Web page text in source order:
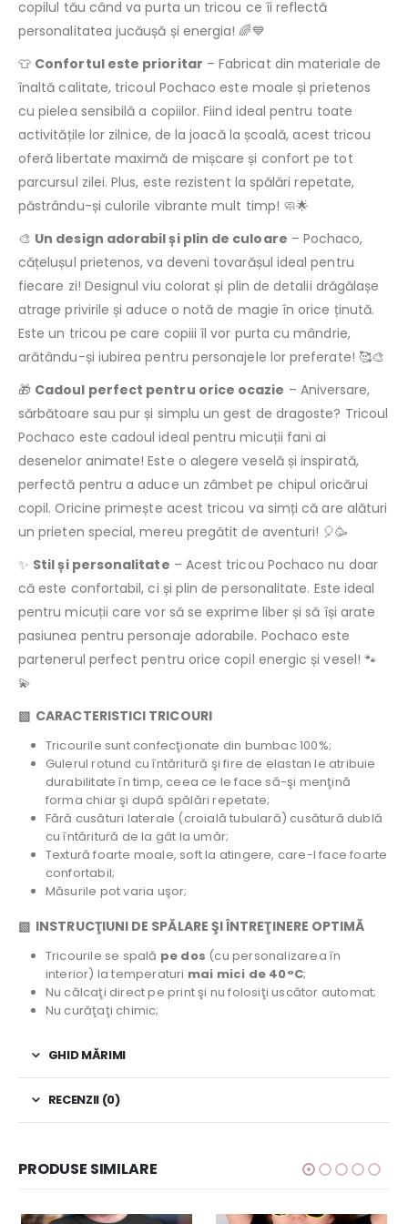
copilul tău când va purta un tricou ce îi reflectă
personalitatea jucăușă și energia! 🌈💙
👕 Confortul este prioritar – Fabricat din materiale de
înaltă calitate, tricoul Pochaco este moale și prietenos
cu pielea sensibilă a copiilor. Fiind ideal pentru toate
activitățile lor zilnice, de la joacă la școală, acest tricou
oferă libertate maximă de mișcare și confort pe tot
parcursul zilei. Plus, este rezistent la spălări repetate,
păstrându-și culorile vibrante mult timp! 🧼🌟
🎨 Un design adorabil și plin de culoare – Pochaco,
cățelușul prietenos, va deveni tovarășul ideal pentru
fiecare zi! Designul viu colorat și plin de detalii drăgălașe
atrage privirile și aduce o notă de magie în orice ținută.
Este un tricou pe care copiii îl vor purta cu mândrie,
arătându-și iubirea pentru personajele lor preferate! 🥰🎨
🎁 Cadoul perfect pentru orice ocazie – Aniversare,
sărbătoare sau pur și simplu un gest de dragoste? Tricoul
Pochaco este cadoul ideal pentru micuții fani ai
desenelor animate! Este o alegere veselă și inspirată,
perfectă pentru a aduce un zâmbet pe chipul oricărui
copil. Oricine primește acest tricou va simți că are alături
un prieten special, mereu pregătit de aventuri! 🎈🥳
✨ Stil și personalitate – Acest tricou Pochaco nu doar
că este confortabil, ci și plin de personalitate. Este ideal
pentru micuții care vor să se exprime liber și să își arate
pasiunea pentru personaje adorabile. Pochaco este
partenerul perfect pentru orice copil energic și vesel! 🐾
💫
▧ CARACTERISTICI TRICOURI
Tricourile sunt confecţionate din bumbac 100%;
Gulerul rotund cu întăritură şi fire de elastan le atribuie
durabilitate în timp, ceea ce le face să-şi menţină
forma chiar şi după spălări repetate;
Fără cusături laterale (croială tubulară) cusătură dublă
cu întăritură de la gât la umăr;
Textură foarte moale, soft la atingere, care-l face foarte
confortabil;
Măsurile pot varia uşor;
▧ INSTRUCŢIUNI DE SPĂLARE ŞI ÎNTREŢINERE OPTIMĂ
Tricourile se spală pe dos (cu personalizarea în
interior) la temperaturi mai mici de 40°C;
Nu călcaţi direct pe print şi nu folosiţi uscător automat;
Nu curăţaţi chimic;
GHID MĂRIMI
RECENZII (0)
PRODUSE SIMILARE